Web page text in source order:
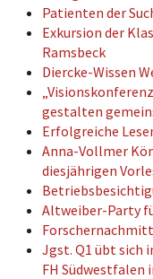
Patienten der
Exkursion der
Ramsbeck
Diercke-Wissen
gestalten
Erfolgreiche
Anna-Vollmer
diesjährigen
Altweiber-Party
Jgst. Q1 übt sich
FH Südwestfalen